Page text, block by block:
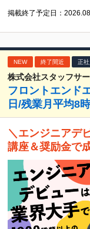
掲載終了予定日：
NEW 終了間近 正社
株式会社スタッフサ
フロントエンド
日/残業月平均8
＼エンジニアデ
講座＆奨励金で